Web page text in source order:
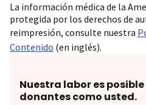
La información médica de la
protegida por los derechos de
reimpresión, consulte nuestra
Contenido (en inglés).
Nuestra labor es
donantes como usted.